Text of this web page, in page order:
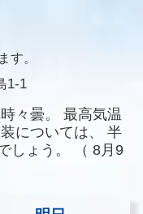
す。
1-1
々曇。
最高気温
については、
半
しょう。
（ 8月9